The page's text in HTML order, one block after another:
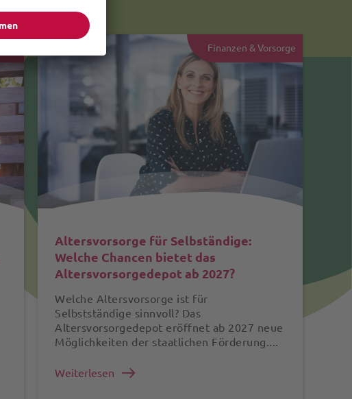
Finanzen & Vorsorge
Altersvorsorge für Selbständige:
Welche Chancen bietet das
Altersvorsorgedepot ab 2027?
Welche Altersvorsorge ist für
Selbstständige sinnvoll? Das
Altersvorsorgedepot eröffnet ab 2027 neue
Möglichkeiten der staatlichen Förderung....
Weiterlesen